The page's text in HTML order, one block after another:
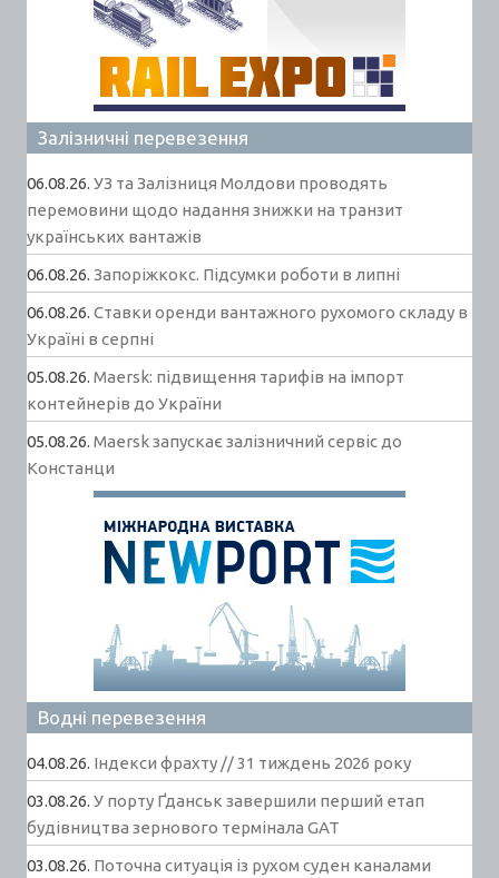
Залізничні перевезення
06.08.26. УЗ та Залізниця Молдови проводять
перемовини щодо надання знижки на транзит
українських вантажів
06.08.26. Запоріжкокс. Підсумки роботи в липні
06.08.26. Ставки оренди вантажного рухомого складу в
Україні в серпні
05.08.26. Maersk: підвищення тарифів на імпорт
контейнерів до України
05.08.26. Maersk запускає залізничний сервіс до
Констанци
Водні перевезення
04.08.26. Індекси фрахту // 31 тиждень 2026 року
03.08.26. У порту Ґданськ завершили перший етап
будівництва зернового термінала GAT
03.08.26. Поточна ситуація із рухом суден каналами